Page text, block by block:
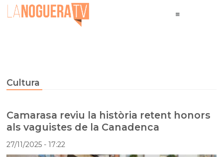
Cultura
Camarasa reviu la història retent honors
als vaguistes de la Canadenca
27/11/2025- 17:22